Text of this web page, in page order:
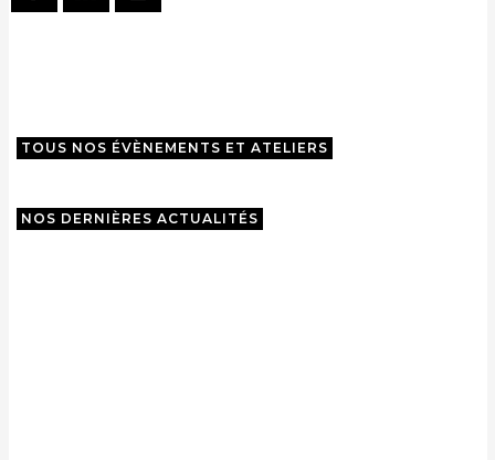
TOUS NOS ÉVÈNEMENTS ET ATELIERS
NOS DERNIÈRES ACTUALITÉS